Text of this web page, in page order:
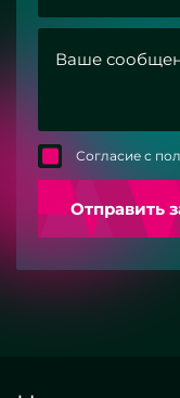
Согласие с
Отправить